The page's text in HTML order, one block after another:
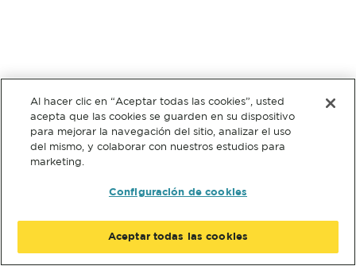
Al hacer clic en “Aceptar todas las cookies”, usted
acepta que las cookies se guarden en su dispositivo
para mejorar la navegación del sitio, analizar el uso
del mismo, y colaborar con nuestros estudios para
marketing.
Configuración de cookies
Aceptar todas las cookies